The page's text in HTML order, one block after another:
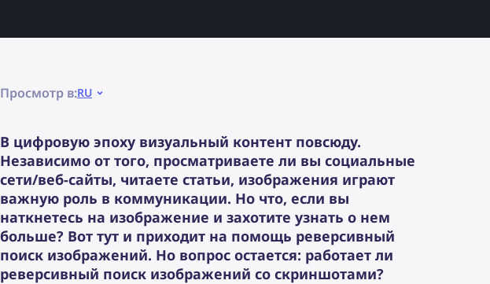
Просмотр в:RU
В цифровую эпоху визуальный контент повсюду.
Независимо от того, просматриваете ли вы социальные
сети/веб-сайты, читаете статьи, изображения играют
важную роль в коммуникации. Но что, если вы
наткнетесь на изображение и захотите узнать о нем
больше? Вот тут и приходит на помощь реверсивный
поиск изображений. Но вопрос остается: работает ли
реверсивный поиск изображений со скриншотами?